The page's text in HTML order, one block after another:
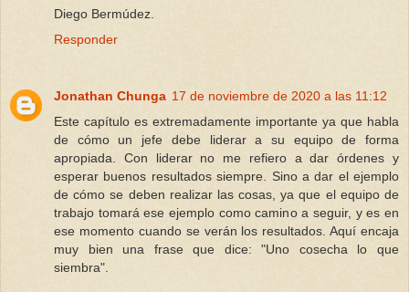
Diego Bermúdez.
Responder
Jonathan Chunga 17 de noviembre de 2020 a las 11:12
Este capítulo es extremadamente importante ya que habla
de cómo un jefe debe liderar a su equipo de forma
apropiada. Con liderar no me refiero a dar órdenes y
esperar buenos resultados siempre. Sino a dar el ejemplo
de cómo se deben realizar las cosas, ya que el equipo de
trabajo tomará ese ejemplo como camino a seguir, y es en
ese momento cuando se verán los resultados. Aquí encaja
muy bien una frase que dice: "Uno cosecha lo que
siembra".